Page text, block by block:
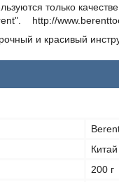
только
http://
и красивый
Китай
200 г